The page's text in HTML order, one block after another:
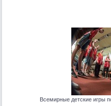
Всемирные детские игры